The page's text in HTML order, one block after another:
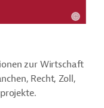
zur Wirtschaft
Recht, Zoll,